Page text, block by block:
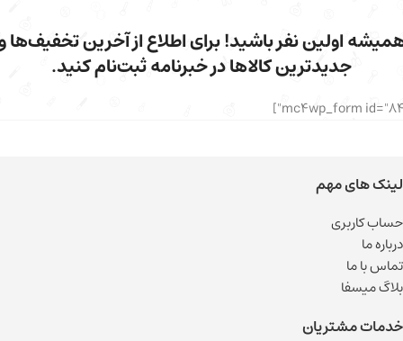
اولین نفر باشید! برای اطلاع از آخرین تخفیف‌ها
جدیدترین کالاها در خبرنامه ثبت‌نام کنید.
لینک های مهم
حساب کاربری
درباره ما
تماس با ما
بلاگ میسفا
خدمات مشتریان